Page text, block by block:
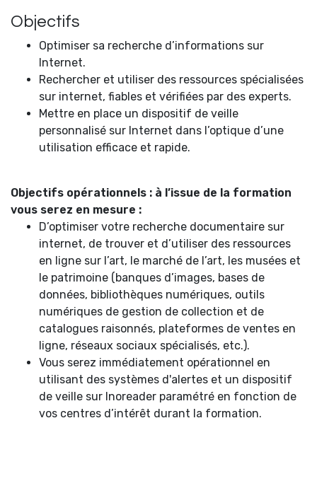
Objectifs
Optimiser sa recherche d’informations sur
Internet.
Rechercher et utiliser des ressources spécialisées
sur internet, fiables et vérifiées par des experts.
Mettre en place un dispositif de veille
personnalisé sur Internet dans l’optique d’une
utilisation efficace et rapide.
Objectifs opérationnels : à l’issue de la formation
vous serez en mesure :
D’optimiser votre recherche documentaire sur
internet, de trouver et d’utiliser des ressources
en ligne sur l’art, le marché de l’art, les musées et
le patrimoine (banques d’images, bases de
données, bibliothèques numériques, outils
numériques de gestion de collection et de
catalogues raisonnés, plateformes de ventes en
ligne, réseaux sociaux spécialisés, etc.).
Vous serez immédiatement opérationnel en
utilisant des systèmes d'alertes et un dispositif
de veille sur Inoreader paramétré en fonction de
vos centres d’intérêt durant la formation.